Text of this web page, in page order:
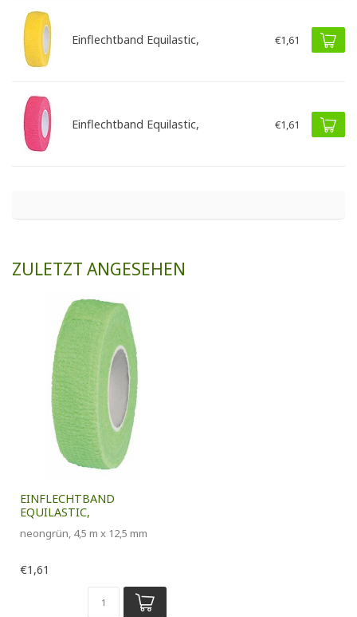
Einflechtband Equilastic, €1,61
Einflechtband Equilastic, €1,61
ZULETZT ANGESEHEN
EINFLECHTBAND
EQUILASTIC,
neongrün, 4,5 m x 12,5 mm
€1,61